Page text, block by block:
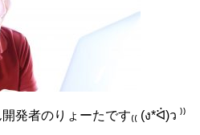
者のりょーたです₍₍ (ง*ᐛ)ว ⁾⁾